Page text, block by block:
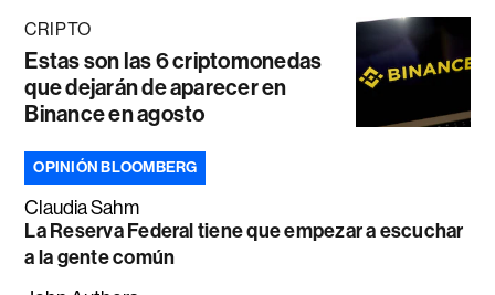
CRIPTO
Estas son las 6 criptomonedas
que dejarán de aparecer en
Binance en agosto
OPINIÓN BLOOMBERG
Claudia Sahm
La Reserva Federal tiene que empezar a escuchar
a la gente común